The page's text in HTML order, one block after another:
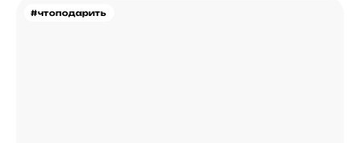
#чтоподарить